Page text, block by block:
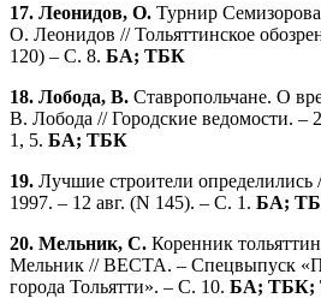
17. Леонидов, О. Турнир
О. Леонидов // Тольяттинское
120) – С. 8. БА; ТБК
18. Лобода, В. Ставропольчане. О
В. Лобода // Городские ведомости. –
1, 5. БА; ТБК
19. Лучшие строители
1997. – 12 авг. (N 145). – С. 1. БА;
20. Мельник, С. Коренник
Мельник // ВЕСТА. – Спецвыпуск
города Тольятти». – С. 10. БА;